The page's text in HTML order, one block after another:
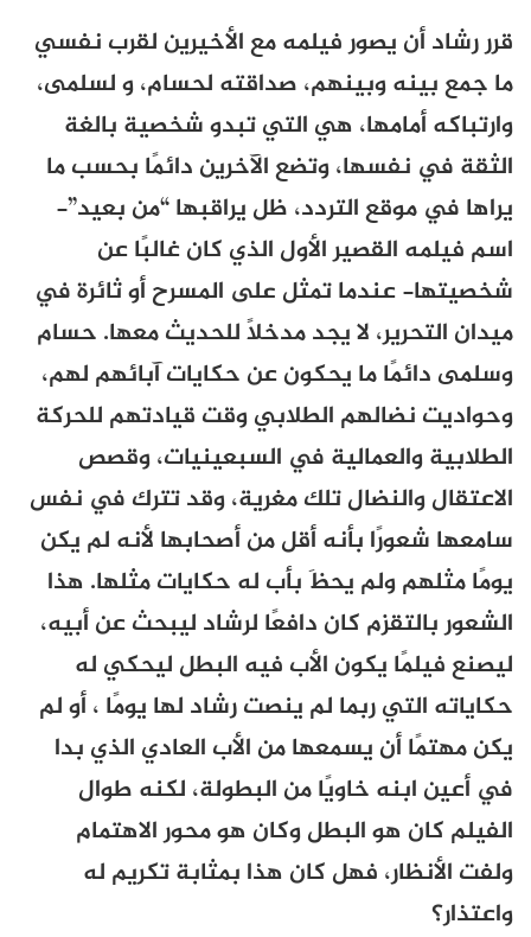
قرر رشاد أن يصور فيلمه مع الأخيرين لقرب نفسي
ما جمع بينه وبينهم، صداقته لحسام، و لسلمى،
وارتباكه أمامها، هي التي تبدو شخصية بالغة
الثقة في نفسها، وتضع الآخرين دائمًا بحسب ما
يراها في موقع التردد، ظل يراقبها “من بعيد”-
اسم فيلمه القصير الأول الذي كان غالبًا عن
شخصيتها- عندما تمثل على المسرح أو ثائرة في
ميدان التحرير، لا يجد مدخلًا للحديث معها. حسام
وسلمى دائمًا ما يحكون عن حكايات آبائهم لهم،
وحواديت نضالهم الطلابي وقت قيادتهم للحركة
الطلابية والعمالية في السبعينيات، وقصص
الاعتقال والنضال تلك مغرية، وقد تترك في نفس
سامعها شعورًا بأنه أقل من أصحابها لأنه لم يكن
يومًا مثلهم ولم يحظَ بأب له حكايات مثلها. هذا
الشعور بالتقزم كان دافعًا لرشاد ليبحث عن أبيه،
ليصنع فيلمًا يكون الأب فيه البطل ليحكي له
حكاياته التي ربما لم ينصت رشاد لها يومًا ، أو لم
يكن مهتمًا أن يسمعها من الأب العادي الذي بدا
في أعين ابنه خاويًا من البطولة، لكنه طوال
الفيلم كان هو البطل وكان هو محور الاهتمام
ولفت الأنظار، فهل كان هذا بمثابة تكريم له
واعتذار؟